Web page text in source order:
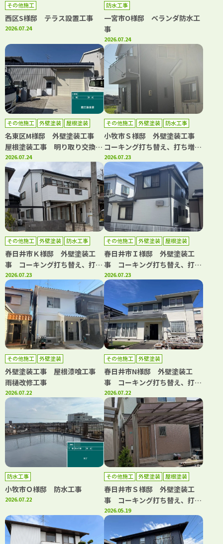
その他施工
西区S様邸 テラス設置工事
2026.07.24
防水工事
一宮市O様邸 ベランダ防水工
事
2026.07.24
その他施工 外壁塗装 屋根塗装
名東区M様邸 外壁塗装工事
屋根塗装工事 明り取り交換工
事 ボルトキャップ設置工事
2026.07.24
その他施工 外壁塗装 防水工事
小牧市Ｓ様邸 外壁塗装工事
コーキング打ち替え、打ち増し
工事 ベランダ防水工事
2026.07.23
その他施工 外壁塗装 防水工事
春日井市Ｋ様邸 外壁塗装工
事 コーキング打ち替え、打ち
増し工事 ベランダ防水工事
屋根漆喰工事
2026.07.23
その他施工 外壁塗装
屋根塗装
防水工事
春日井市Ｉ様邸 外壁塗装工
事 コーキング打ち替え、打ち
増し工事 屋根塗装工事 防水
工事
2026.07.23
その他施工 外壁塗装
外壁塗装工事 屋根漆喰工事
雨樋改修工事
2026.07.22
その他施工 外壁塗装
春日井市N様邸 外壁塗装工
事 コーキング打ち替え、打ち
増し工事 屋根カバー工事 雨
樋改修工事
2026.07.22
防水工事
小牧市Ｏ様邸 防水工事
2026.07.22
その他施工 外壁塗装 屋根塗装
春日井市Ｓ様邸 外壁塗装工
事 コーキング打ち替え、打ち
増し工事 屋根塗装工事 ベラ
ンダトップコート工事
2026.05.19